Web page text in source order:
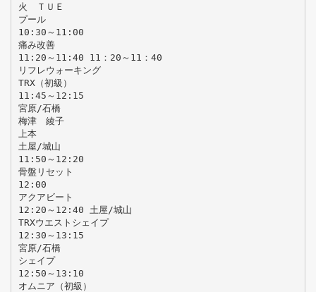
火 ＴＵＥ
プール
10:30～11:00
痛み改善
11:20～11:40 11：20～11：40
リフレウォーキング
TRX（初級）
11:45～12:15
宮原/石橋
梅津 綾子
上本
土屋/城山
11:50～12:20
骨盤リセット
12:00
アクアビート
12:20～12:40 土屋/城山
TRXウエストシェイプ
12:30～13:15
宮原/石橋
シェイプ
12:50～13:10
オムニア（初級）